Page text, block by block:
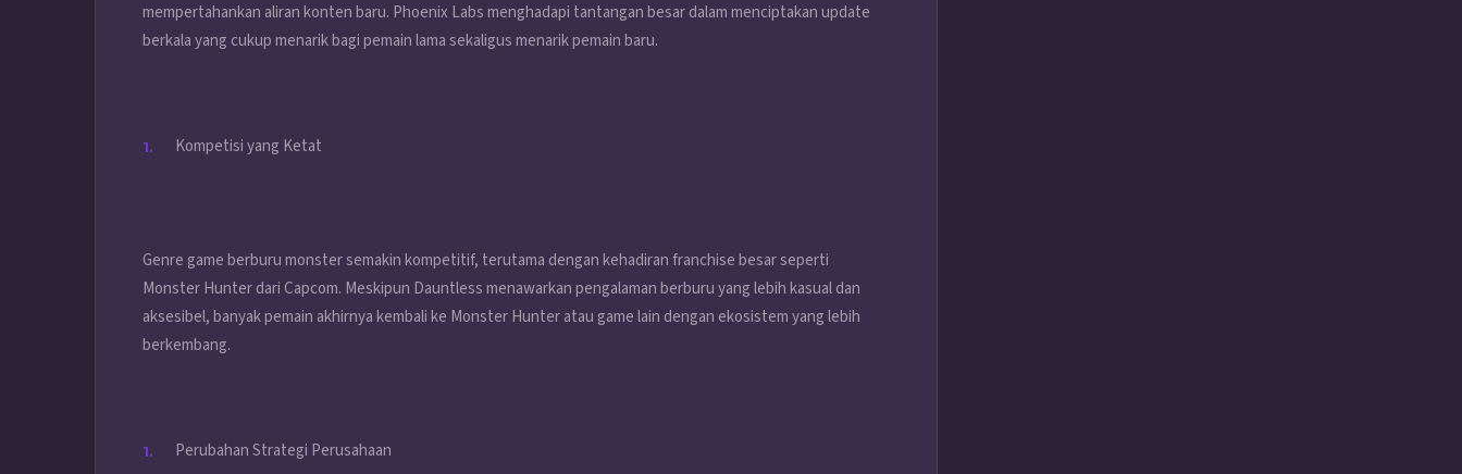
mempertahankan aliran konten baru. Phoenix Labs menghadapi tantangan besar dalam menciptakan update
berkala yang cukup menarik bagi pemain lama sekaligus menarik pemain baru.
Kompetisi yang Ketat
Genre game berburu monster semakin kompetitif, terutama dengan kehadiran franchise besar seperti
Monster Hunter dari Capcom. Meskipun Dauntless menawarkan pengalaman berburu yang lebih kasual dan
aksesibel, banyak pemain akhirnya kembali ke Monster Hunter atau game lain dengan ekosistem yang lebih
berkembang.
Perubahan Strategi Perusahaan